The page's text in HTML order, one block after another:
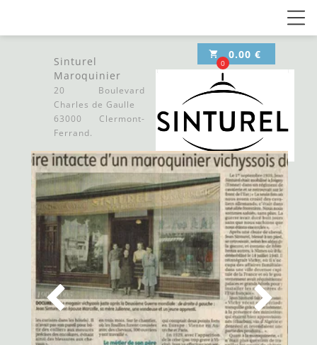
Sinturel
Maroquinier
20 Boulevard
Charles de Gaulle
63000 Clermont-
Ferrand.
local_grocery_store
0
0.00 €
ACCUEIL E-BOUTIQUE CONTACT
SOLDES ETPROMOTIONS
 